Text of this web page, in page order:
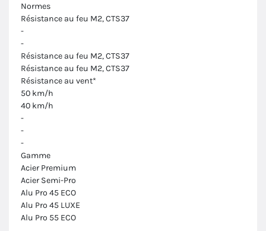
Normes
Résistance au feu M2, CTS37
-
-
Résistance au feu M2, CTS37
Résistance au feu M2, CTS37
Résistance au vent*
50 km/h
40 km/h
-
-
-
Gamme
Acier Premium
Acier Semi-Pro
Alu Pro 45 ECO
Alu Pro 45 LUXE
Alu Pro 55 ECO